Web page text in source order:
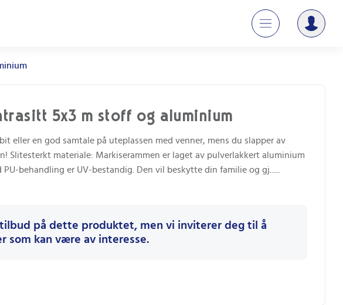
5x3 m stoff og aluminium
eller en god samtale på uteplassen med venner, mens du slapper av
Slitesterkt materiale: Markiserammen er laget av pulverlakkert aluminium
behandling er UV-bestandig. Den vil beskytte din familie og gj...
på dette produktet, men vi inviterer deg til å
som kan være av interesse.